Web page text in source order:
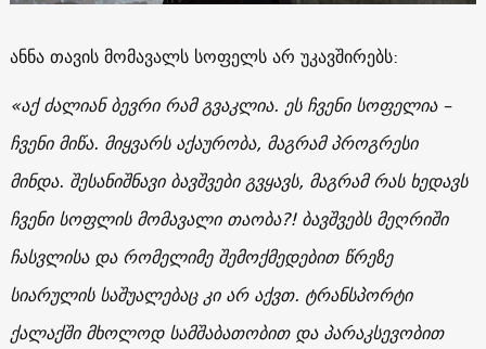
ანნა თავის მომავალს სოფელს არ უკავშირებს:
«აქ ძალიან ბევრი რამ გვაკლია. ეს ჩვენი სოფელია –
ჩვენი მიწა. მიყვარს აქაურობა, მაგრამ პროგრესი
მინდა. შესანიშნავი ბავშვები გვყავს, მაგრამრას ხედავს
ჩვენი სოფლის მომავალი თაობა?! ბავშვებს მეღრიში
ჩასვლისა და რომელიმე შემოქმედებით წრეზე
სიარულის საშუალებაც კი არ აქვთ. ტრანსპორტი
ქალაქში მხოლოდ სამშაბათობით და პარაკსევობით